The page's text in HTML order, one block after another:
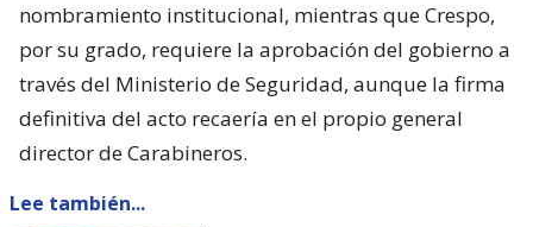
nombramiento institucional, mientras que Crespo,
por su grado, requiere la aprobación del gobierno a
través del Ministerio de Seguridad, aunque la firma
definitiva del acto recaería en el propio general
director de Carabineros.
Lee también...